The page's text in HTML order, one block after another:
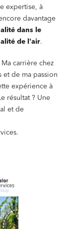
expertise, à
davantage
dans le
de l'air.
carrière chez
et de ma passion
expérience à
résultat ? Une
et de